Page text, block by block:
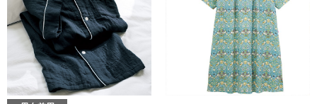
ザ･ノース･フ
ヘリーハンセン